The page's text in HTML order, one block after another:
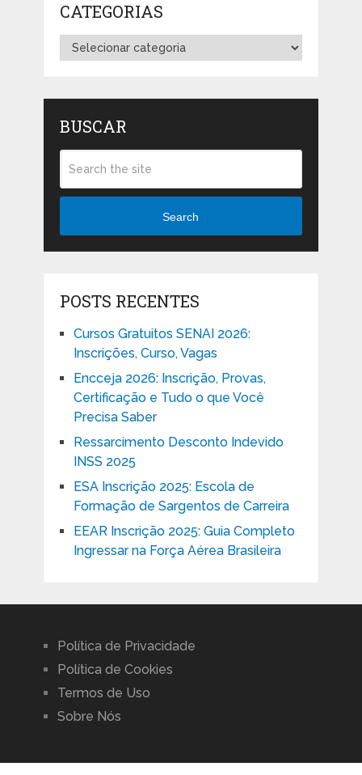
CATEGORIAS
Categorias
BUSCAR
Search
POSTS RECENTES
Cursos Gratuitos SENAI 2026:
Inscrições, Curso, Vagas
Encceja 2026: Inscrição, Provas,
Certificação e Tudo o que Você
Precisa Saber
Ressarcimento Desconto Indevido
INSS 2025
ESA Inscrição 2025: Escola de
Formação de Sargentos de Carreira
EEAR Inscrição 2025: Guia Completo
Ingressar na Força Aérea Brasileira
Política de Privacidade
Política de Cookies
Termos de Uso
Sobre Nós